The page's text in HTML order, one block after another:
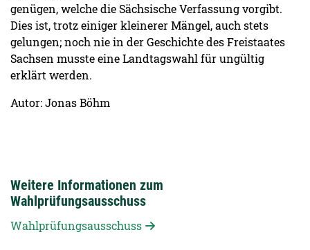
genügen, welche die Sächsische Verfassung vorgibt.
Dies ist, trotz einiger kleinerer Mängel, auch stets
gelungen; noch nie in der Geschichte des Freistaates
Sachsen musste eine Landtagswahl für ungültig
erklärt werden.
Autor: Jonas Böhm
Weitere Informationen zum
Wahlprüfungsausschuss
Wahlprüfungsausschuss